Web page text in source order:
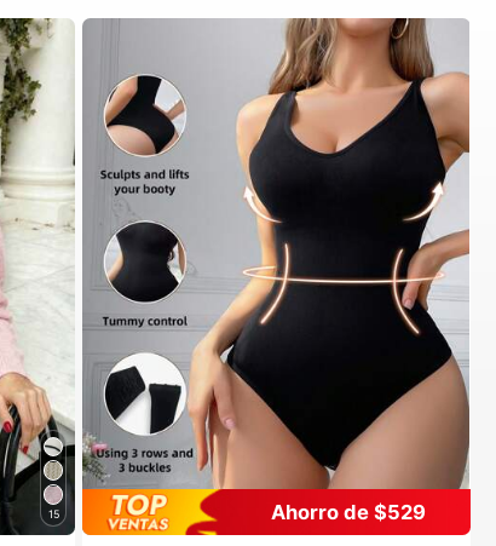
15 Ahorro de $529
#1 Más vendidos
en Casual-Cómodo Bodys moldeadores para mujer